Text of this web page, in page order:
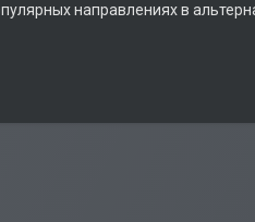
направлениях в